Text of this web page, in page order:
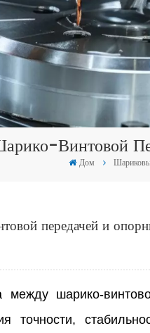
Винтовой
Дом
передачей и
между шарико-